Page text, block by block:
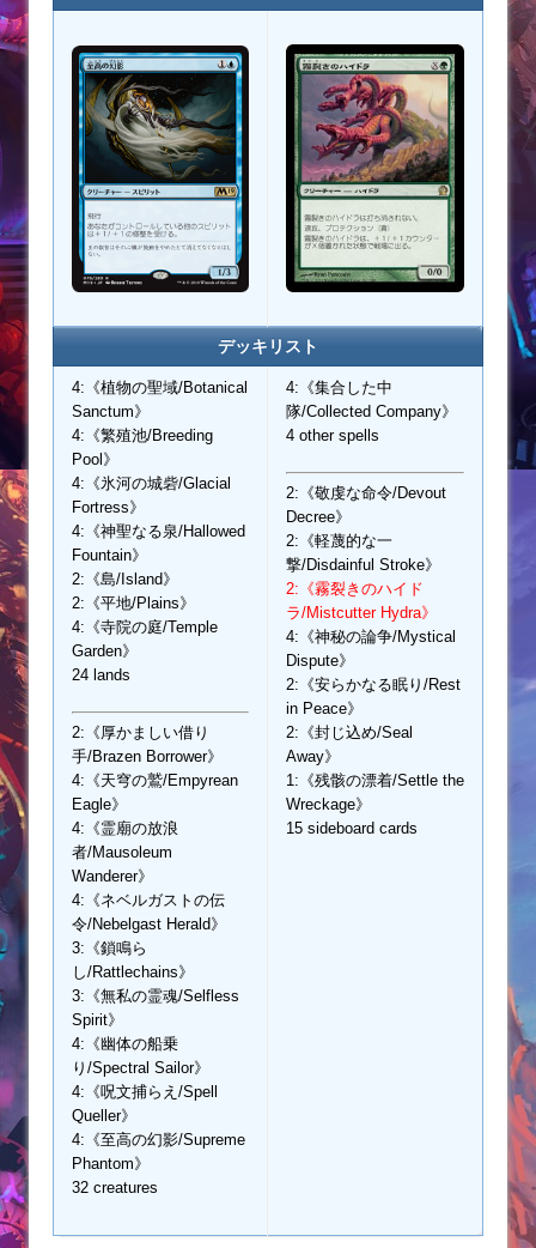
デッキリスト
4:《植物の聖域/Botanical
Sanctum》
4:《繁殖池/Breeding
Pool》
4:《氷河の城砦/Glacial
Fortress》
4:《神聖なる泉/Hallowed
Fountain》
2:《島/Island》
2:《平地/Plains》
4:《寺院の庭/Temple
Garden》
24 lands
2:《厚かましい借り
手/Brazen Borrower》
4:《天穹の鷲/Empyrean
Eagle》
4:《霊廟の放浪
者/Mausoleum
Wanderer》
4:《ネベルガストの伝
令/Nebelgast Herald》
3:《鎖鳴ら
し/Rattlechains》
3:《無私の霊魂/Selfless
Spirit》
4:《幽体の船乗
り/Spectral Sailor》
4:《呪文捕らえ/Spell
Queller》
4:《至高の幻影/Supreme
Phantom》
32 creatures
4:《集合した中
隊/Collected Company》
4 other spells
2:《敬虔な命令/Devout
Decree》
2:《軽蔑的な一
撃/Disdainful Stroke》
2:《霧裂きのハイド
ラ/Mistcutter Hydra》
4:《神秘の論争/Mystical
Dispute》
2:《安らかなる眠り/Rest
in Peace》
2:《封じ込め/Seal
Away》
1:《残骸の漂着/Settle the
Wreckage》
15 sideboard cards